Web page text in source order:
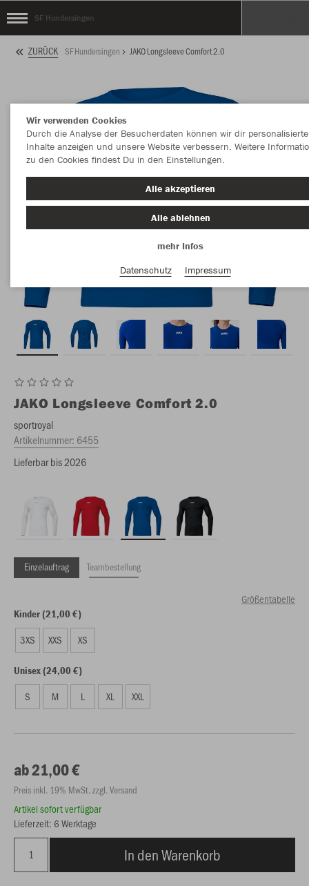
SF Hundersingen
ZURÜCK SF Hundersingen JAKO Longsleeve Comfort 2.0
JAKO Longsleeve Comfort 2.0
sportroyal
Artikelnummer: 6455
Lieferbar bis 2026
Einzelauftrag Teambestellung
Größentabelle
Kinder (21,00 €)
3XS XXS XS
Unisex (24,00 €)
S M L XL XXL
ab 21,00 €
Preis inkl. 19% MwSt. zzgl. Versand
Artikel sofort verfügbar
Lieferzeit: 6 Werktage
In den Warenkorb
Wir verwenden Cookies
Durch die Analyse der Besucherdaten können wir dir personalisierte
Inhalte anzeigen und unsere Website verbessern. Weitere
zu den Cookies findest Du in den Einstellungen.
Alle akzeptieren
Alle ablehnen
mehr Infos
Datenschutz
Impressum